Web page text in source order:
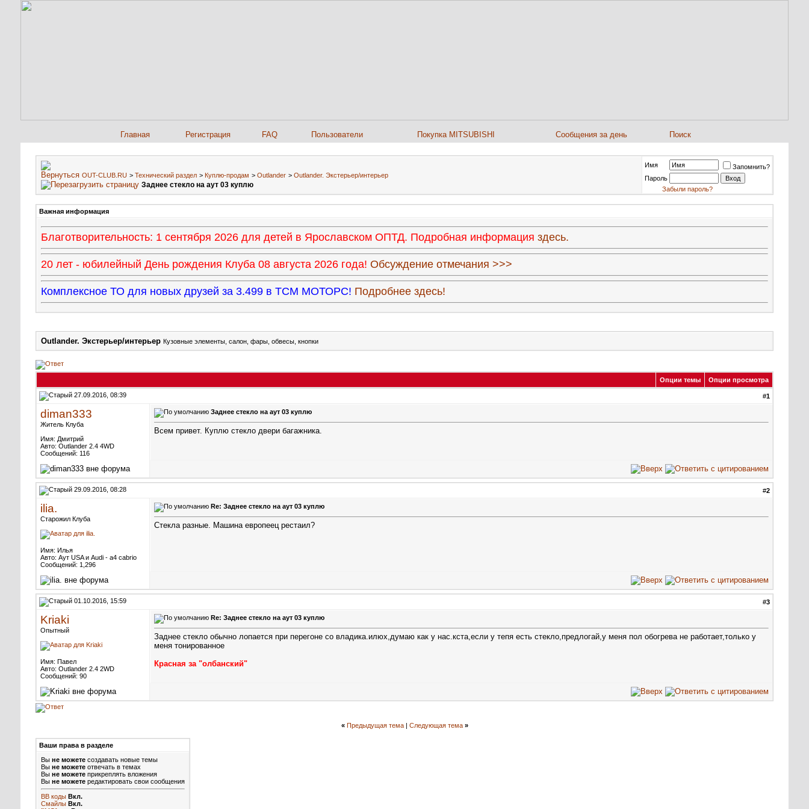
Главная Регистрация FAQ Пользователи Покупка MITSUBISHI Сообщения за день Поиск
OUT-CLUB.RU > Технический раздел > Куплю-продам > Outlander > Outlander. Экстерьер/интерьер
Заднее стекло на аут 03 куплю
Имя
Запомнить?
Пароль
Забыли пароль?
Важная информация
Благотворительность: 1 сентября 2026 для детей в Ярославском ОПТД. Подробная информация здесь.
20 лет - юбилейный День рождения Клуба 08 августа 2026 года! Обсуждение отмечания >>>
Комплексное ТО для новых друзей за 3.499 в ТСМ МОТОРС! Подробнее здесь!
Outlander. Экстерьер/интерьер Кузовные элементы, салон, фары, обвесы, кнопки
Опции темы Опции просмотра
27.09.2016, 08:39 #1
diman333
Житель Клуба
Имя: Дмитрий
Авто: Outlander 2.4 4WD
Сообщений: 116
Заднее стекло на аут 03 куплю
Всем привет. Куплю стекло двери багажника.
29.09.2016, 08:28 #2
ilia.
Старожил Клуба
Имя: Илья
Авто: Аут USA и Audi - a4 cabrio
Сообщений: 1,296
Re: Заднее стекло на аут 03 куплю
Стекла разные. Машина европеец рестаил?
01.10.2016, 15:59 #3
Kriaki
Опытный
Имя: Павел
Авто: Outlander 2.4 2WD
Сообщений: 90
Re: Заднее стекло на аут 03 куплю
Заднее стекло обычно лопается при перегоне со владика.илюх,думаю как у нас.кста,если у тепя есть стекло,предлогай,у меня пол обогрева не работает,только у
меня тонированное
Красная за "олбанский"
« Предыдущая тема| Следующая тема »
Ваши права в разделе
Вы не можете создавать новые темы
Вы не можете отвечать в темах
Вы не можете прикреплять вложения
Вы не можете редактировать свои сообщения
BB коды Вкл.
Смайлы Вкл.